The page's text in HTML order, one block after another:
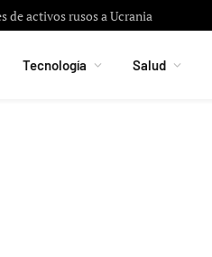
de activos rusos a Ucrania
Tecnología Salud